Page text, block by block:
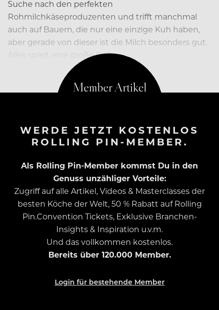
Suche nach den perfekten
Rohmilchkäseproduzenten und trifft manchmal
auch auf Bauern, die nur eine einzige Kuh haben,
aber gerade von dieser ist die Milch besonders gut.
Alles spielt eine große Rolle…
WERDE JETZT KOSTENLOS
ROLLING PIN-MEMBER.
Als Rolling Pin-Member kommst Du in den
Genuss unzähliger Vorteile:
Zugriff auf alle Artikel, Videos & Masterclasses der
besten Köche der Welt, 50 % Rabatt auf Rolling
Pin.Convention Tickets, Exklusive Branchen-
Insights & Inspiration u.v.m.
Und das vollkommen kostenlos.
Bereits über 120.000 Member.
Login für bestehende Member